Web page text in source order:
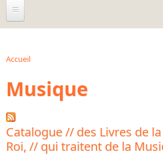
À propos
Agenda
Ressources documentaires
Archives orales
Bibliographies
Accueil
Musique
Catalogue // des Livres de
Roi, // qui traitent de la